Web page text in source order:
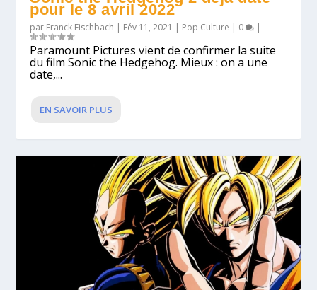
pour le 8 avril 2022
par Franck Fischbach | Fév 11, 2021 | Pop Culture | 0 |
Paramount Pictures vient de confirmer la suite
du film Sonic the Hedgehog. Mieux : on a une
date,...
EN SAVOIR PLUS